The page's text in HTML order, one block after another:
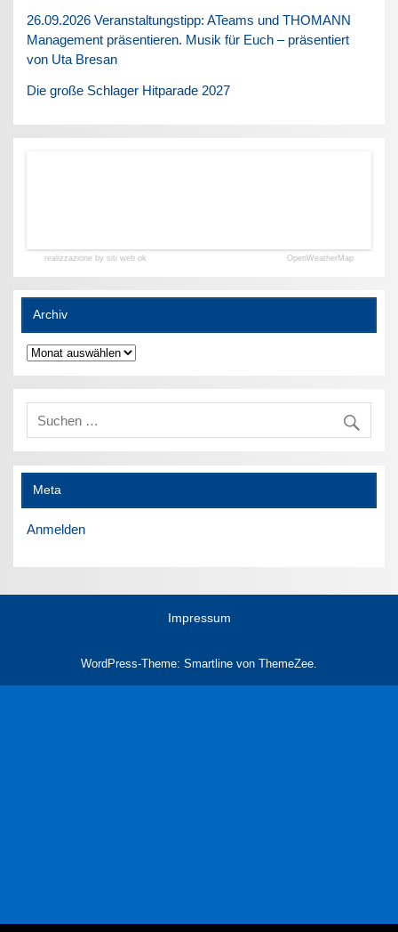
26.09.2026 Veranstaltungstipp: ATeams und THOMANN
Management präsentieren. Musik für Euch – präsentiert
von Uta Bresan
Die große Schlager Hitparade 2027
realizzazione by siti web ok OpenWeatherMap
Archiv
Archiv
Meta
Anmelden
Impressum
WordPress-Theme: Smartline von ThemeZee.